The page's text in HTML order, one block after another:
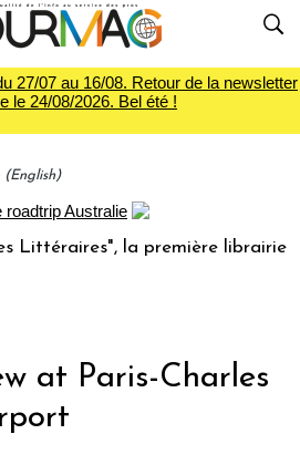
27/07 au 16/08. Retour de la newsletter
le 24/08/2026. Bel été !
(English)
la première librairie du
at Paris-Charles